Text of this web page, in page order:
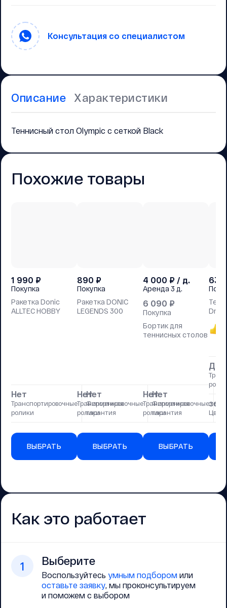
Описание Характеристики
Теннисный стол Olympic с сеткой Black
Консультация со специалистом
Похожие товары
1 990 ₽
Покупка
Ракетка Donic
ALLTEC HOBBY
Нет
Транспортировочные
ролики
Нет
Фирменная
гарантия
ВЫБРАТЬ
890 ₽
Покупка
Ракетка DONIC
LEGENDS 300
Нет
Транспортировочные
ролики
Нет
Фирменная
гарантия
ВЫБРАТЬ
4 000 ₽ / д.
Аренда 3 д.
6 090 ₽
Покупка
Бортик для
теннисных столов
Нет
Транспортировочные
ролики
ВЫБРАТЬ
63
Да
Цвет
Как это работает
1 Выберите
Воспользуйтесь умным подбором или
оставьте заявку, мы проконсультируем
и поможем с выбором